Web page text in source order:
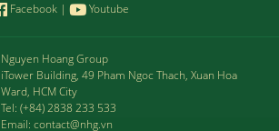
Facebook | Youtube
Nguyen Hoang Group
iTower Building, 49 Pham Ngoc Thach, Xuan Hoa
Ward, HCM City
Tel: (+84) 2838 233 533
Email: contact@nhg.vn